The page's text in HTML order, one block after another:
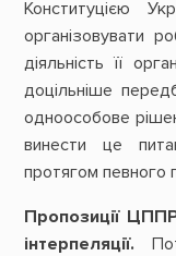
Конституцією
організовувати
діяльність її
доцільніше
одноособове
винести це
протягом певного
Пропозиції
інтерпеляції.